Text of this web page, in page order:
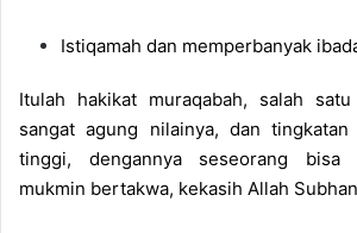
Istiqamah dan memperbanyak
Itulah hakikat muraqabah, salah
sangat agung nilainya, dan
tinggi, dengannya seseorang bisa
mukmin bertakwa, kekasih Allah